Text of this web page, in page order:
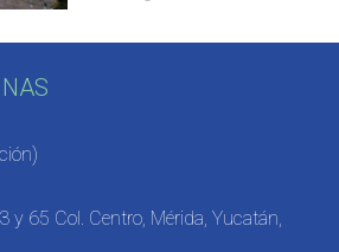
y 65 Col. Centro, Mérida, Yucatán,